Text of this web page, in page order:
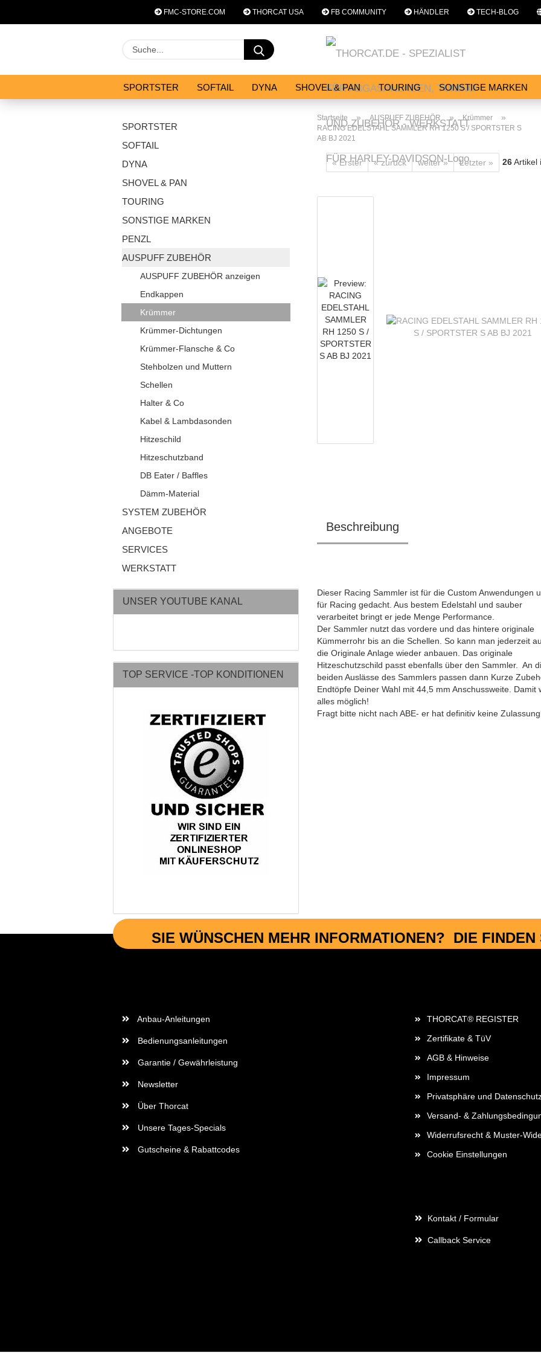
FMC-STORE.COM THORCAT USA FB COMMUNITY HÄNDLER TECH-BLOG
Suche...
SPORTSTER SOFTAIL DYNA SHOVEL & PAN TOURING SONSTIGE MARKEN
Startseite » AUSPUFF ZUBEHÖR » Krümmer »
RACING EDELSTAHL SAMMLER RH 1250 S / SPORTSTER S
AB BJ 2021
« Erster « zurück weiter » Letzter » 26Artikel
Beschreibung
Dieser Racing Sammler ist für die Custom Anwendungen
für Racing gedacht. Aus bestem Edelstahl und sauber
verarbeitet bringt er jede Menge Performance.
Der Sammler nutzt das vordere und das hintere originale
Kümmerrohr bis an die Schellen. So kann man jederzeit
die Originale Anlage wieder anbauen. Das originale
Hitzeschutzschild passt ebenfalls über den Sammler. An
beiden Auslässe des Sammlers passen dann Kurze
Endtöpfe Deiner Wahl mit 44,5 mm Anschussweite. Damit
alles möglich!
Fragt bitte nicht nach ABE- er hat definitiv keine
SPORTSTER
SOFTAIL
DYNA
SHOVEL & PAN
TOURING
SONSTIGE MARKEN
PENZL
AUSPUFF ZUBEHÖR
AUSPUFF ZUBEHÖR anzeigen
Endkappen
Krümmer
Krümmer-Dichtungen
Krümmer-Flansche & Co
Stehbolzen und Muttern
Schellen
Halter & Co
Kabel & Lambdasonden
Hitzeschild
Hitzeschutzband
DB Eater / Baffles
Dämm-Material
SYSTEM ZUBEHÖR
ANGEBOTE
SERVICES
WERKSTATT
UNSER YOUTUBE KANAL
TOP SERVICE -TOP KONDITIONEN
SIE WÜNSCHEN MEHR INFORMATIONEN? DIE FINDEN
Anbau-Anleitungen
Bedienungsanleitungen
Garantie / Gewährleistung
Newsletter
Über Thorcat
Unsere Tages-Specials
Gutscheine & Rabattcodes
THORCAT® REGISTER
Zertifikate & TüV
AGB & Hinweise
Impressum
Privatsphäre und
Versand- &
Widerrufsrecht & Muster-
Cookie Einstellungen
Kontakt / Formular
Callback Service